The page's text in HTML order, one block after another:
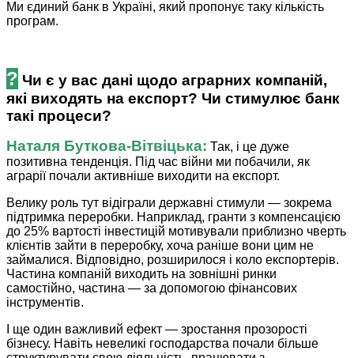
Ми єдиний банк в Україні, який пропонує таку кількість
програм.
? Чи є у вас дані щодо аграрних компаній,
які виходять на експорт? Чи стимулює банк
такі процеси?
Наталя ­Буткова-Вітвіцька: Так, і це дуже
позитивна тенденція. Під час війни ми побачили, як
аграрії почали активніше виходити на експорт.
Велику роль тут відіграли державні стимули — зокрема
підтримка переробки. Наприклад, гранти з компенсацією
до 25% вартості інвестицій мотивували приблизно чверть
клієнтів зайти в переробку, хоча раніше вони цим не
займалися. Відповідно, розширилося і коло експортерів.
Частина компаній виходить на зовнішні ринки
самостійно, частина — за допомогою фінансових
інструментів.
І ще один важливий ефект — зростання прозорості
бізнесу. Навіть невеликі господарства почали більше